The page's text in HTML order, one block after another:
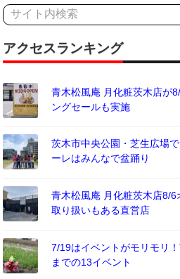
アクセスランキング
青木松風庵 月化粧茨木店が
ングセールも実施
茨木市中央公園・芝生広場
ーレはみんなで盆踊り
青木松風庵 月化粧茨木店8/
取り扱いもある直営店
7/19はイベントがモリモリ
までの13イベント